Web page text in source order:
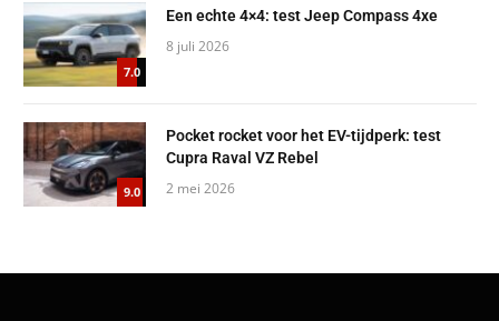
7.0
Een echte 4×4: test Jeep Compass 4xe
8 juli 2026
9.0
Pocket rocket voor het EV-tijdperk: test
Cupra Raval VZ Rebel
2 mei 2026